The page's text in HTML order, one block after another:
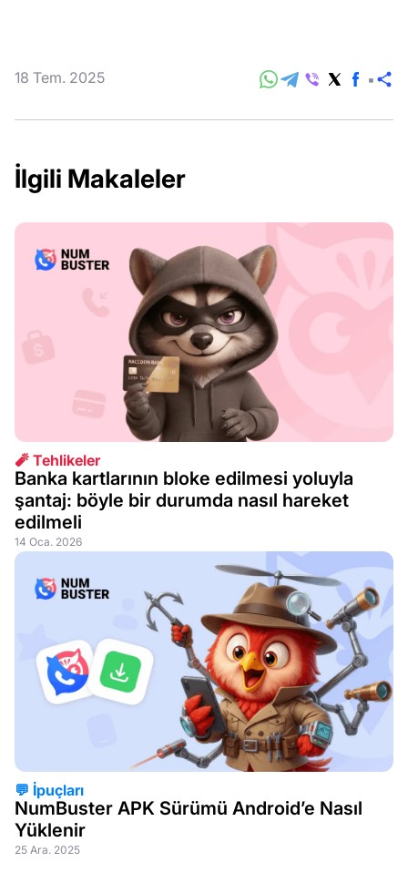
18 Tem. 2025
İlgili Makaleler
🧨 Tehlikeler
Banka kartlarının bloke edilmesi yoluyla
şantaj: böyle bir durumda nasıl hareket
edilmeli
14 Oca. 2026
💬 İpuçları
NumBuster APK Sürümü Android’e Nasıl
Yüklenir
25 Ara. 2025